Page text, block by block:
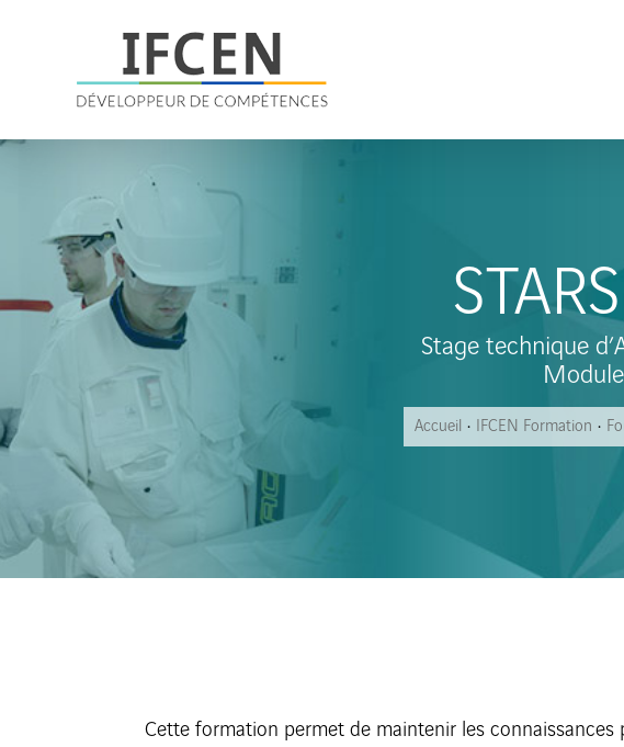
Stage technique
Accueil IFCEN Formation
Cette formation permet de maintenir les connaissances